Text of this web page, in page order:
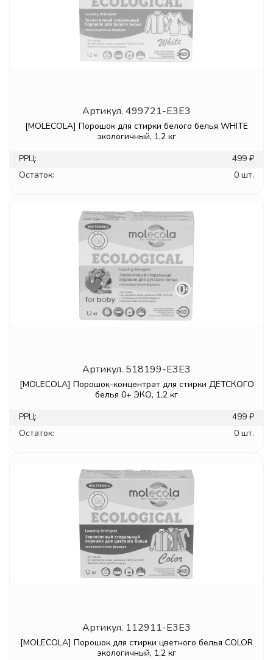
Артикул. 499721-E3E3
[MOLECOLA] Порошок для стирки белого белья WHITE
экологичный, 1,2 кг
РРЦ:
499 ₽
Остаток:
0 шт.
Артикул. 518199-E3E3
[MOLECOLA] Порошок-концентрат для стирки ДЕТСКОГО
белья 0+ ЭКО, 1,2 кг
РРЦ:
499 ₽
Остаток:
0 шт.
Артикул. 112911-E3E3
[MOLECOLA] Порошок для стирки цветного белья COLOR
экологичный, 1,2 кг